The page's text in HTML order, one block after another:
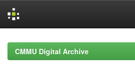
navigationCMMU Digital Archive